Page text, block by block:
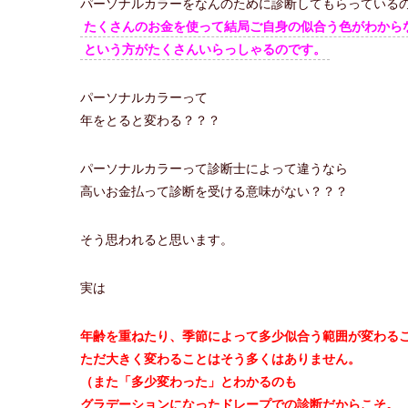
パーソナルカラーをなんのために診断してもらっているの
たくさんのお金を使って結局ご自身の似合う色がわから
という方がたくさんいらっしゃるのです。
パーソナルカラーって
年をとると変わる？？？
パーソナルカラーって診断士によって違うなら
高いお金払って診断を受ける意味がない？？？
そう思われると思います。
実は
年齢を重ねたり、 季節によって多少似合う範囲が変わる
ただ大きく変わることはそう多くはありません。
（また「多少変わった」とわかるのも
グラデーションになったドレープでの診断だからこそ。